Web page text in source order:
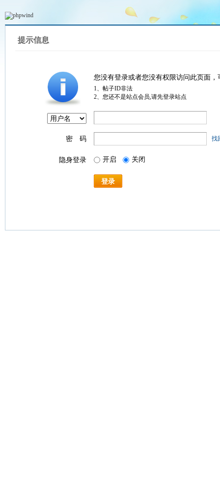
提示信息
您没有登录或者您没有权限访问此页面
1、帖子ID非法
2、您还不是站点会员,请先登录站点
密 码 找
隐身登录 开启 关闭
登录